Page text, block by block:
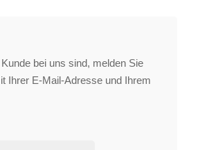
bei uns sind, melden Sie
Ihrer E-Mail-Adresse und Ihrem